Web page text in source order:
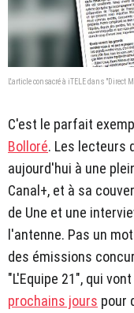
L'article consacré à iTELE dans "Direct
C'est le parfait
Bolloré. Les lecteurs
aujourd'hui à une
Canal+, et à sa
de Une et une
l'antenne. Pas un
des émissions
"L'Equipe 21", qui
prochains jours pour